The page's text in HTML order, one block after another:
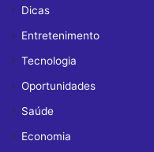
Dicas
Entretenimento
Tecnologia
Oportunidades
Saúde
Economia